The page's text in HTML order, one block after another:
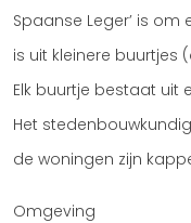
Spaanse Leger’ is
is uit kleinere
Elk buurtje bestaat uit
Het
de woningen zijn
Omgeving